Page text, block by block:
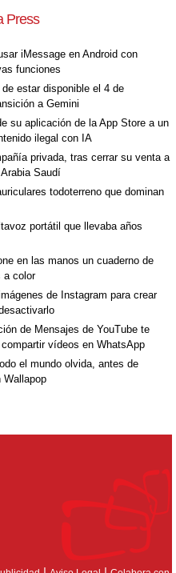
Press
iMessage en Android con
funciones
estar disponible el 4 de
a Gemini
su aplicación de la App Store a un
ilegal con IA
privada, tras cerrar su venta a
Saudí
todoterreno que dominan
portátil que llevaba años
en las manos un cuaderno de
a color
de Instagram para crear
de Mensajes de YouTube te
vídeos en WhatsApp
el mundo olvida, antes de
Wallapop